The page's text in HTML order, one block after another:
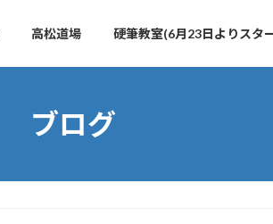
高松道場 硬筆教室(6月23日よりスタ
ブログ